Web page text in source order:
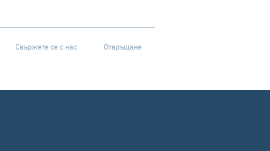
Свържете се с нас Отвръщане